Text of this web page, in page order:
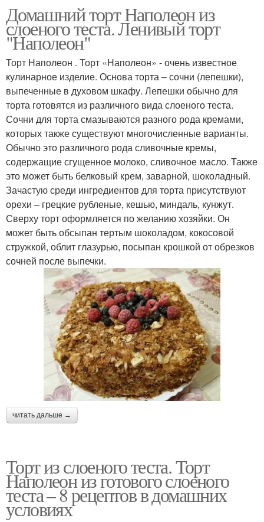
Домашний торт Наполеон из
слоеного теста. Ленивый торт
"Наполеон"
Торт Наполеон . Торт «Наполеон» - очень известное
кулинарное изделие. Основа торта – сочни (лепешки),
выпеченные в духовом шкафу. Лепешки обычно для
торта готовятся из различного вида слоеного теста.
Сочни для торта смазываются разного рода кремами,
которых также существуют многочисленные варианты.
Обычно это различного рода сливочные кремы,
содержащие сгущенное молоко, сливочное масло. Также
это может быть белковый крем, заварной, шоколадный.
Зачастую среди ингредиентов для торта присутствуют
орехи – грецкие рубленые, кешью, миндаль, кунжут.
Сверху торт оформляется по желанию хозяйки. Он
может быть обсыпан тертым шоколадом, кокосовой
стружкой, облит глазурью, посыпан крошкой от обрезков
сочней после выпечки.
читать дальше →
Торт из слоеного теста. Торт
Наполеон из готового слоеного
теста – 8 рецептов в домашних
условиях